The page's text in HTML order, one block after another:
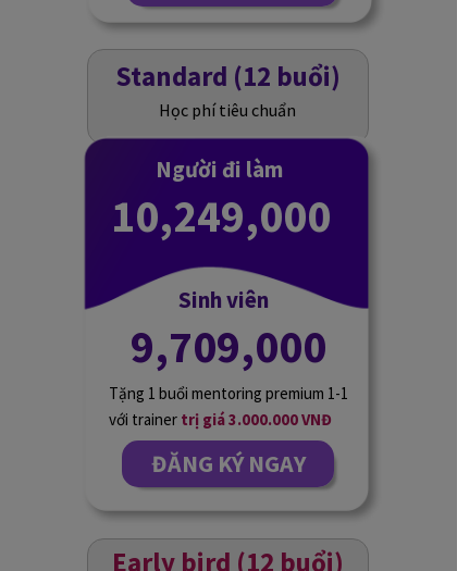
Early bird (12 buổi)
Học phí tiêu chuẩn
Standard (12 buổi)
10,249,000
Người đi làm
ĐĂNG KÝ NGAY
Sinh viên
9,709,000
Tặng 1 buổi mentoring premium 1-1
với trainer trị giá 3.000.000 VNĐ